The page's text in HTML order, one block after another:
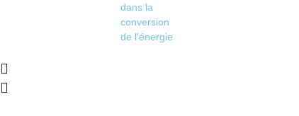
dans la
conversion
de l'énergie